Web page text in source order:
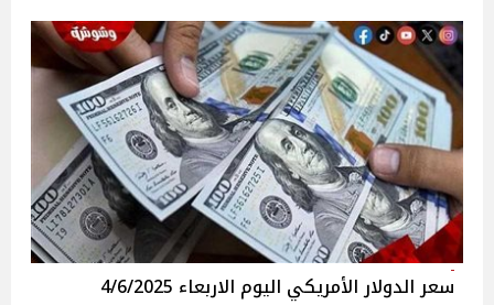
سعر الدولار الأمريكي اليوم الاربعاء 4/6/2025